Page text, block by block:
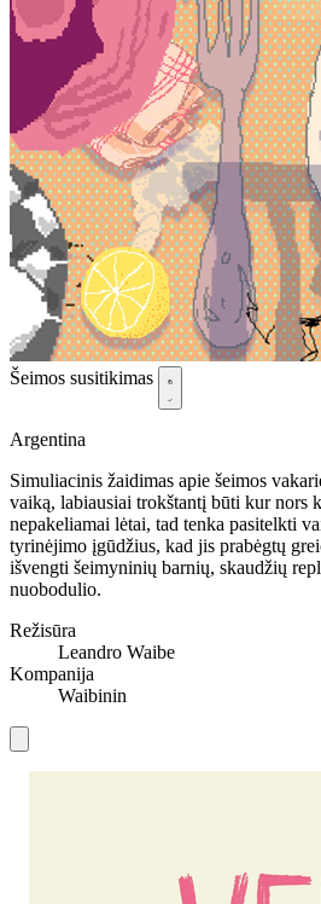
Šeimos susitikimas
Argentina
Simuliacinis žaidimas apie šeimos
vaiką, labiausiai trokštantį būti kur nors
nepakeliamai lėtai, tad tenka pasitelkti
tyrinėjimo įgūdžius, kad jis prabėgtų
išvengti šeimyninių barnių, skaudžių
nuobodulio.
Režisūra
Leandro Waibe
Kompanija
Waibinin